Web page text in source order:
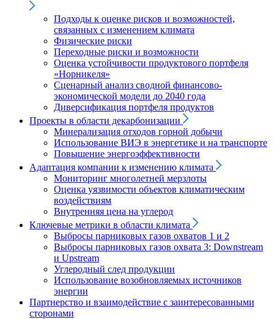
Подходы к оценке рисков и возможностей,
связанных с изменением климата
Физические риски
Переходные риски и возможности
Оценка устойчивости продуктового портфеля
«Норникеля»
Сценарный анализ сводной финансово-
экономической модели до 2040 года
Диверсификация портфеля продуктов
Проекты в области декарбонизации
Минерализация отходов горной добычи
Использование ВИЭ в энергетике и на транспорте
Повышение энергоэффективности
Адаптация компании к изменению климата
Мониторинг многолетней мерзлоты
Оценка уязвимости объектов климатическим
воздействиям
Внутренняя цена на углерод
Ключевые метрики в области климата
Выбросы парниковых газов охватов 1 и 2
Выбросы парниковых газов охвата 3: Downstream
и Upstream
Углеродный след продукции
Использование возобновляемых источников
энергии
Партнерство и взаимодействие с заинтересованными
сторонами